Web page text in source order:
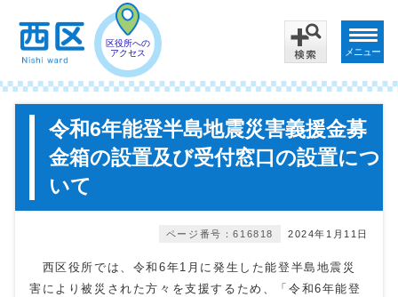
区役所への
アクセス
メニュー
令和6年能登半島地震災害義援金募
金箱の設置及び受付窓口の設置につ
いて
2024年1月11日
ページ番号：616818
西区役所では、令和6年1月に発生した能登半島地震災
害により被災された方々を支援するため、「令和6年能登